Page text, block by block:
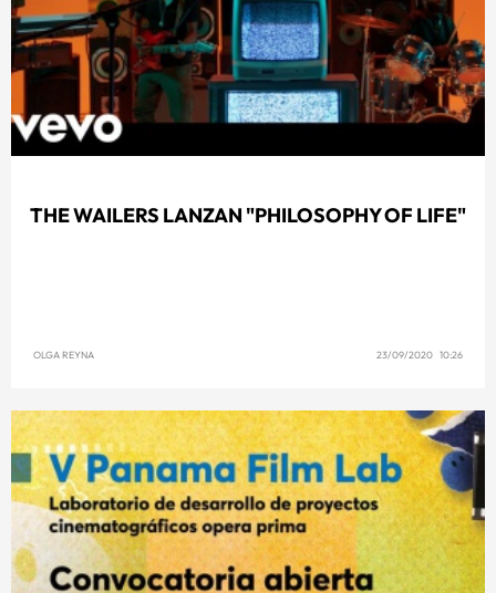
THE WAILERS LANZAN "PHILOSOPHY OF LIFE"
OLGA REYNA 23/09/2020 10:26